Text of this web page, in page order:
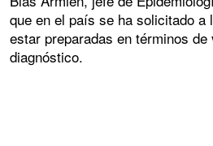
que en el país se ha solicitado a
estar preparadas en términos de
diagnóstico.